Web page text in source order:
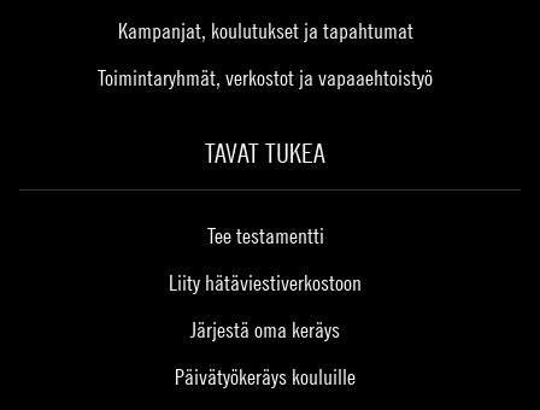
Kampanjat, koulutukset ja tapahtumat
Toimintaryhmät, verkostot ja vapaaehtoistyö
TAVAT TUKEA
Tee testamentti
Liity hätäviestiverkostoon
Järjestä oma keräys
Päivätyökeräys kouluille